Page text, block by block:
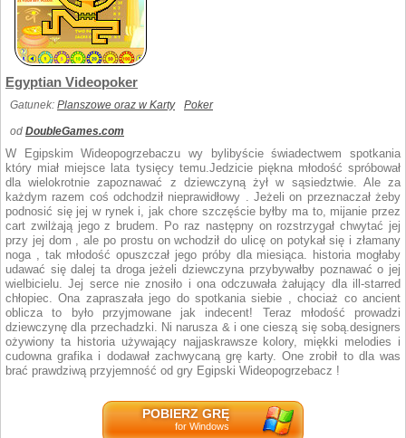
Egyptian Videopoker
Gatunek: Planszowe oraz w Karty Poker
od DoubleGames.com
W Egipskim Wideopogrzebaczu wy bylibyście świadectwem spotkania
który miał miejsce lata tysięcy temu.Jedzicie piękna młodość spróbował
dla wielokrotnie zapoznawać z dziewczyną żył w sąsiedztwie. Ale za
każdym razem coś odchodził nieprawidłowy . Jeżeli on przeznaczał żeby
podnosić się jej w rynek i, jak chore szczęście byłby ma to, mijanie przez
cart zwilżają jego z brudem. Po raz następny on rozstrzygał chwytać jej
przy jej dom , ale po prostu on wchodził do ulicę on potykał się i złamany
noga , tak młodość opuszczał jego próby dla miesiąca. historia mogłaby
udawać się dalej ta droga jeżeli dziewczyna przybywałby poznawać o jej
wielbicielu. Jej serce nie znosiło i ona odczuwała żałujący dla ill-starred
chłopiec. Ona zapraszała jego do spotkania siebie , chociaż co ancient
oblicza to było przyjmowane jak indecent! Teraz młodość prowadzi
dziewczynę dla przechadzki. Ni narusza & i one cieszą się sobą.designers
ożywiony ta historia używający najjaskrawsze kolory, miękki melodies i
cudowna grafika i dodawał zachwycaną grę karty. One zrobił to dla was
brać prawdziwą przyjemność od gry Egipski Wideopogrzebacz !
POBIERZ GRĘ
for Windows